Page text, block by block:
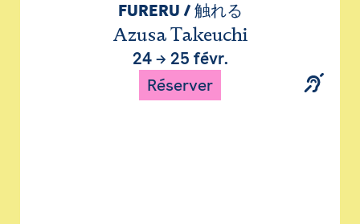
FURERU / 触れる
Azusa Takeuchi
24→ 25 févr.
Réserver